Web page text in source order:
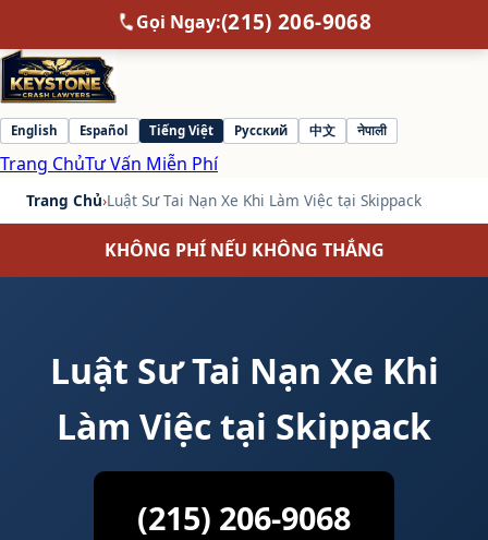
Gọi Ngay:(215) 206-9068
Select
language
English Español Tiếng Việt Русский 中文 नेपाली
Trang ChủTư Vấn Miễn Phí
Trang Chủ›Luật Sư Tai Nạn Xe Khi Làm Việc tại Skippack
KHÔNG PHÍ NẾU KHÔNG THẮNG
Luật Sư Tai Nạn Xe Khi
Làm Việc tại Skippack
(215) 206-9068